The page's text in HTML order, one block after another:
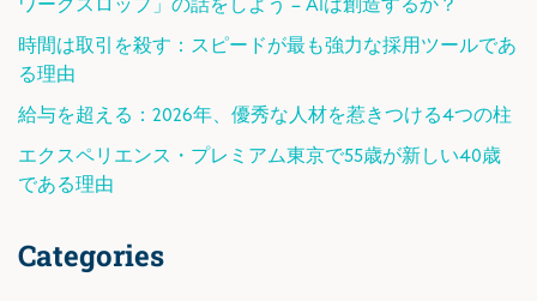
ワークスロップ」の話をしよう – AIは創造するか？
時間は取引を殺す：スピードが最も強力な採用ツールであ
る理由
給与を超える：2026年、優秀な人材を惹きつける4つの柱
エクスペリエンス・プレミアム東京で55歳が新しい40歳
である理由
Categories